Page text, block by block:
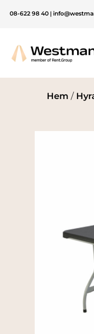
08-622 98 40 |
Hem /